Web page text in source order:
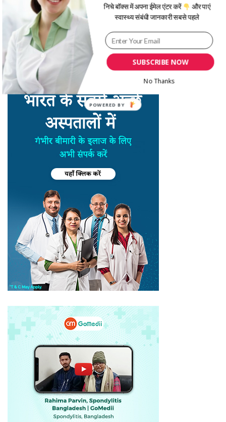
SUBSCRIBE NOW
निचे बॉक्स में अपना ईमेल एंटर करें
और पाएं
स्वास्थ्य संबंधी जानकारी सबसे पहले
No Thanks
POWERED BY